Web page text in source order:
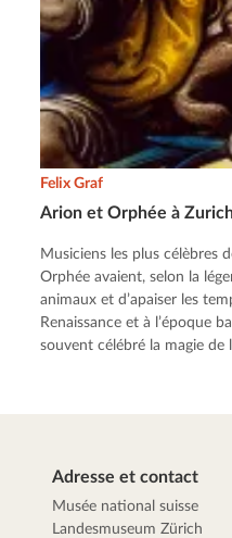
Arion et Orphée à
Felix Graf
Musiciens les plus célèbres
Orphée avaient, selon la
animaux et d’apaiser les
Renaissance et à l’époque
souvent célébré la magie de
Adresse et contact
Musée national suisse
Landesmuseum Zürich